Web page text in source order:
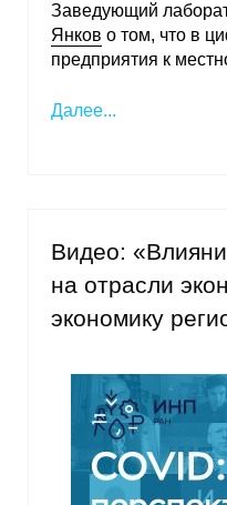
Российско-
Ученый совет
Материалы
Регулярные
Квартальный
Заведующий
Янков о том, что в
предприятия к
Далее...
Видео:
на отрасли
экономику